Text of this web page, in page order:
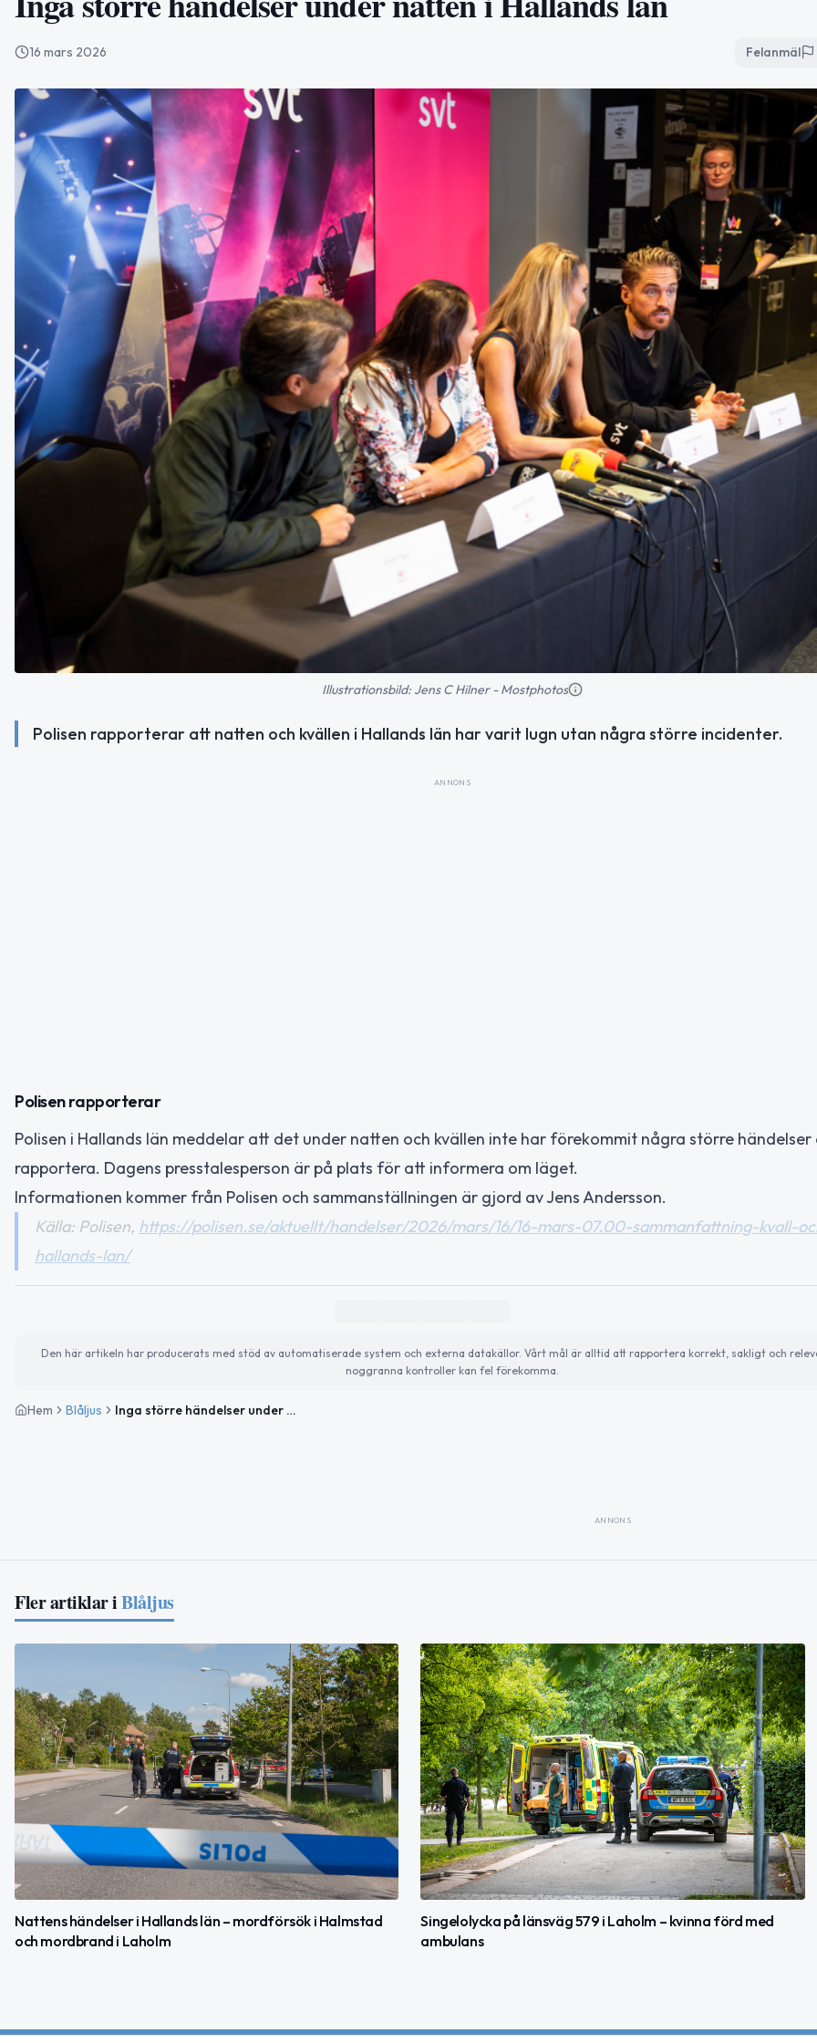
16 mars 2026 Felanmäl
Illustrationsbild: Jens C Hilner - Mostphotos
Polisen rapporterar att natten och kvällen i Hallands län har varit lugn utan några större incidenter.
ANNONS
Polisen rapporterar
Polisen i Hallands län meddelar att det under natten och kvällen inte har förekommit några större
rapportera. Dagens presstalesperson är på plats för att informera om läget.
Informationen kommer från Polisen och sammanställningen är gjord av Jens Andersson.
Källa: Polisen, https://polisen.se/aktuellt/handelser/2026/mars/16/16-mars-07.00-sammanfattning-kvall-
hallands-lan/
Den här artikeln har producerats med stöd av automatiserade system och externa datakällor. Vårt mål är alltid att rapportera korrekt, sakligt och
noggranna kontroller kan fel förekomma.
Hem Blåljus Inga större händelser under natten i Hallands län
ANNONS
Fler artiklar iBlåljus
Nattens händelser i Hallands län – mordförsök i Halmstad
och mordbrand i Laholm
Singelolycka på länsväg 579 i Laholm – kvinna förd med
ambulans